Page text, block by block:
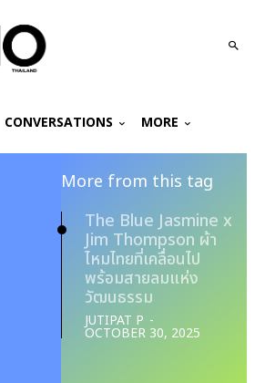
CONVERSATIONS MORE
More from this tag
The Blue Jasmine x
Jim Thompson ผ้า
ไหมไทยที่เคลื่อนไป
พร้อมสายลมแห่ง
วัฒนธรรม
JUTIPAT P -
OCTOBER 30, 2025